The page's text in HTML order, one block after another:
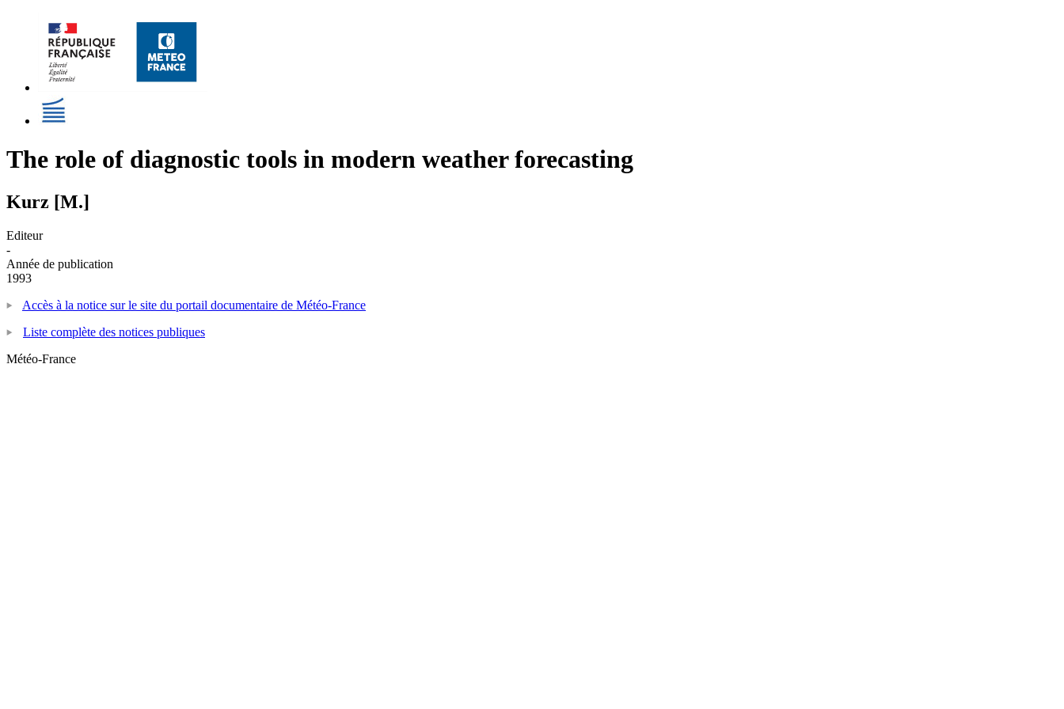
The role of diagnostic tools in modern weather forecasting
Kurz [M.]
Editeur
-
Année de publication
1993
Accès à la notice sur le site du portail documentaire de Météo-France
Liste complète des notices publiques
Météo-France